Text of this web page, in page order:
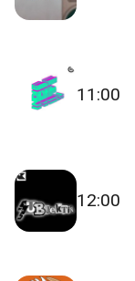
11:00
12:00